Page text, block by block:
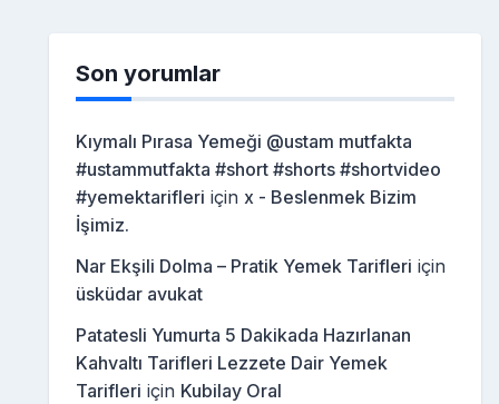
Son yorumlar
Kıymalı Pırasa Yemeği @ustam mutfakta
#ustammutfakta #short #shorts #shortvideo
#yemektarifleri için x - Beslenmek Bizim
İşimiz.
Nar Ekşili Dolma – Pratik Yemek Tarifleri için
üsküdar avukat
Patatesli Yumurta 5 Dakikada Hazırlanan
Kahvaltı Tarifleri Lezzete Dair Yemek
Tarifleri için Kubilay Oral